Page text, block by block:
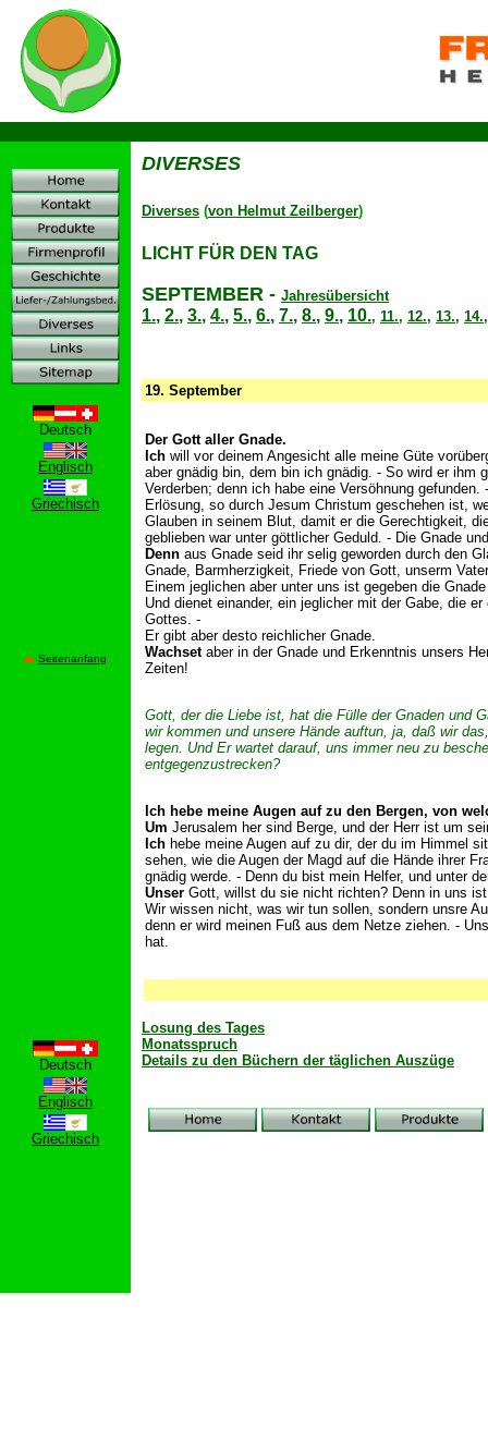
Deutsch
Englisch
Griechisch
Seitenanfang
Deutsch
Englisch
Griechisch
DIVERSES
Diverses (von Helmut Zeilberger)
LICHT FÜR DEN TAG
SEPTEMBER - Jahresübersicht
1., 2., 3., 4., 5., 6., 7., 8., 9., 10., 11., 12., 13., 14.
19. September
Der Gott aller Gnade.
Ich will vor deinem Angesicht alle meine Güte
aber gnädig bin, dem bin ich gnädig. - So wird er ihm
Verderben; denn ich habe eine Versöhnung
Erlösung, so durch Jesum Christum geschehen ist,
Glauben in seinem Blut, damit er die Gerechtigkeit,
geblieben war unter göttlicher Geduld. - Die Gnade
Denn aus Gnade seid ihr selig geworden durch den
Gnade, Barmherzigkeit, Friede von Gott, unserm
Einem jeglichen aber unter uns ist gegeben die
Und dienet einander, ein jeglicher mit der Gabe, die
Gottes. -
Er gibt aber desto reichlicher Gnade.
Wachset aber in der Gnade und Erkenntnis unsers
Zeiten!
Gott, der die Liebe ist, hat die Fülle der Gnaden und
wir kommen und unsere Hände auftun, ja, daß wir
legen. Und Er wartet darauf, uns immer neu zu
entgegenzustrecken?
Ich hebe meine Augen auf zu den Bergen, von
Um Jerusalem her sind Berge, und der Herr ist um
Ich hebe meine Augen auf zu dir, der du im Himmel
sehen, wie die Augen der Magd auf die Hände ihrer
gnädig werde. - Denn du bist mein Helfer, und unter
Unser Gott, willst du sie nicht richten? Denn in uns
Wir wissen nicht, was wir tun sollen, sondern unsre
denn er wird meinen Fuß aus dem Netze ziehen. -
hat.
Losung des Tages
Monatsspruch
Details zu den Büchern der täglichen Auszüge